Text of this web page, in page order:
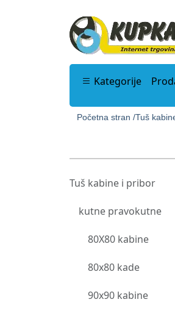
Kategorije
Početna stran /Tuš
Tuš kabine i pribor
kutne pravokutne
80X80 kabine
80x80 kade
90x90 kabine